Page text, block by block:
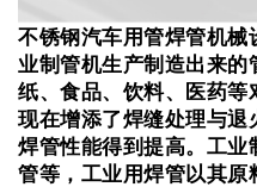
不锈钢汽车用管焊管机械
业制管机生产制造出来
纸、食品、饮料、医药
现在增添了焊缝处理与
焊管性能得到提高。 工业
管等，工业用焊管以其